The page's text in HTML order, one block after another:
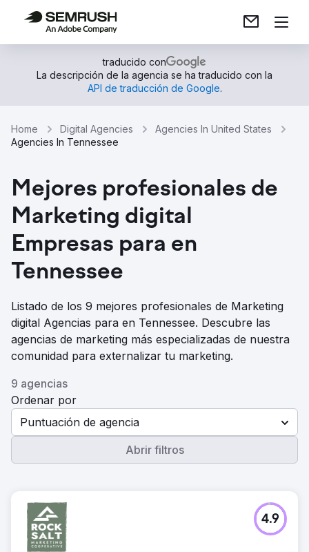
traducido con
La descripción de la agencia se ha traducido con la
API de traducción de Google.
Home Digital Agencies
Agencies In United States
Agencies In Tennessee
Mejores profesionales de
Marketing digital
Empresas para en
Tennessee
Listado de los 9 mejores profesionales de Marketing
digital Agencias para en Tennessee. Descubre las
agencias de marketing más especializadas de nuestra
comunidad para externalizar tu marketing.
9 agencias
Ordenar por
Puntuación de agencia
Abrir filtros
4.9